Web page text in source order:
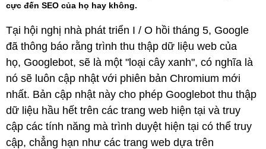
cực đến SEO của họ hay không.
Tại hội nghị nhà phát triển I / O hồi tháng 5, Google
đã thông báo rằng trình thu thập dữ liệu web của
họ, Googlebot, sẽ là một "loại cây xanh", có nghĩa là
nó sẽ luôn cập nhật với phiên bản Chromium mới
nhất. Bản cập nhật này cho phép Googlebot thu thập
dữ liệu hầu hết trên các trang web hiện tại và truy
cập các tính năng mà trình duyệt hiện tại có thể truy
cập, chẳng hạn như các trang web dựa trên